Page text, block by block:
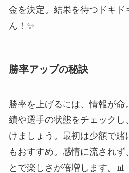
金を決定。結果を待つドキド
ん！✨
勝率アップの秘訣
勝率を上げるには、情報が命
績や選手の状態をチェックし
けましょう。最初は少額で賭
もおすすめ。感情に流されず
とで楽しさが倍増します。📊